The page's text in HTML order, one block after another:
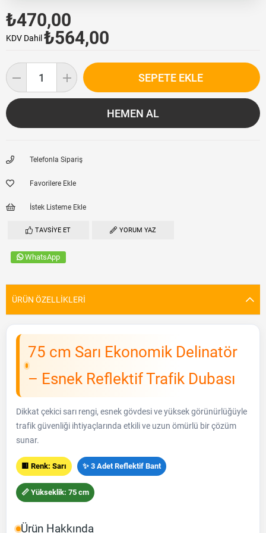
₺470,00
KDV Dahil ₺564,00
Telefonla Sipariş
Favorilere Ekle
İstek Listeme Ekle
TAVSIYE ET YORUM YAZ
WhatsApp
ÜRÜN ÖZELLIKLERI
75 cm Sarı Ekonomik Delinatör
– Esnek Reflektif Trafik Dubası
Dikkat çekici sarı rengi, esnek gövdesi ve yüksek görünürlüğüyle
trafik güvenliği ihtiyaçlarında etkili ve uzun ömürlü bir çözüm
sunar.
🟨 Renk: Sarı ✨ 3 Adet Reflektif Bant
📏 Yükseklik: 75 cm
Ürün Hakkında